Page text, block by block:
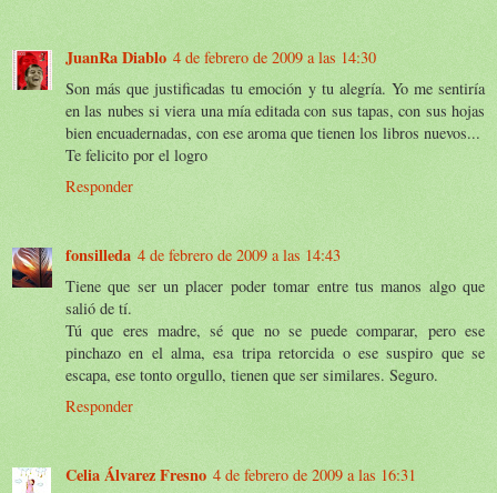
JuanRa Diablo 4 de febrero de 2009 a las 14:30
Son más que justificadas tu emoción y tu alegría. Yo me sentiría
en las nubes si viera una mía editada con sus tapas, con sus hojas
bien encuadernadas, con ese aroma que tienen los libros nuevos...
Te felicito por el logro
Responder
fonsilleda 4 de febrero de 2009 a las 14:43
Tiene que ser un placer poder tomar entre tus manos algo que
salió de tí.
Tú que eres madre, sé que no se puede comparar, pero ese
pinchazo en el alma, esa tripa retorcida o ese suspiro que se
escapa, ese tonto orgullo, tienen que ser similares. Seguro.
Responder
Celia Álvarez Fresno 4 de febrero de 2009 a las 16:31